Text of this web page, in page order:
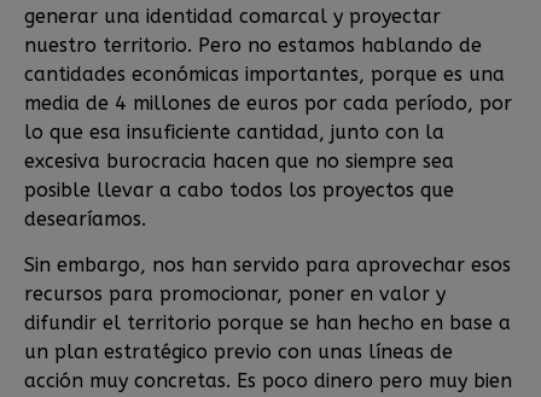
generar una identidad comarcal y proyectar
nuestro territorio. Pero no estamos hablando de
cantidades económicas importantes, porque es una
media de 4 millones de euros por cada período, por
lo que esa insuficiente cantidad, junto con la
excesiva burocracia hacen que no siempre sea
posible llevar a cabo todos los proyectos que
desearíamos.
Sin embargo, nos han servido para aprovechar esos
recursos para promocionar, poner en valor y
difundir el territorio porque se han hecho en base a
un plan estratégico previo con unas líneas de
acción muy concretas. Es poco dinero pero muy bien